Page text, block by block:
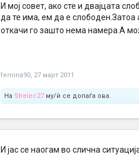
И мој совет, ако сте и двајцата
да те има, ем да е слободен.Затоа
откачи го зашто нема намера.А
femina90, 27 март 2011
На Strelec27 му/ѝ се допаѓа ова.
И јас се наогам во слична